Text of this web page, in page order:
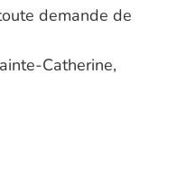
demande de
Catherine,